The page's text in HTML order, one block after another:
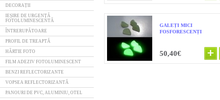
DECORAȚII
IEȘIRE DE URGENȚĂ
FOTOLUMINESCENTĂ
ÎNTRERUPĂTOARE
PROFIL DE TREAPTĂ
HÂRTIE FOTO
FILM ADEZIV FOTOLUMINESCENT
BENZI REFLECTORIZANTE
VOPSEA REFLECTORIZANTĂ
PANOURI DE PVC, ALUMINIU, OTEL
GALEȚI MICI
FOSFORESCENȚI
50,40€